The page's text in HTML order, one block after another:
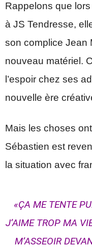
Rappelons que
à JS Tendresse,
son complice Jean
nouveau matériel.
l’espoir chez ses
nouvelle ère
Mais les choses
Sébastien est
la situation avec
«ÇA ME TENTE
J’AIME TROP MA
M’ASSEOIR